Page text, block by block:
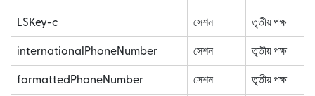
LSKey-c সেশন তৃতীয় পক্ষ
internationalPhoneNumber সেশন তৃতীয় পক্ষ
formattedPhoneNumber সেশন তৃতীয় পক্ষ